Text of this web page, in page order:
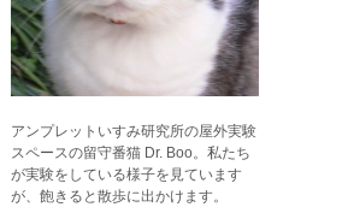
アンプレットいすみ研究所の屋外実験
スペースの留守番猫 Dr. Boo。私たち
が実験をしている様子を見ています
が、飽きると散歩に出かけます。